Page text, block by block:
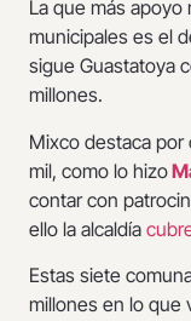
La que más
municipales es el
sigue Guastatoya
millones.
Mixco destaca por
mil, como lo hizo
contar con
ello la alcaldía
Estas siete
millones en lo que